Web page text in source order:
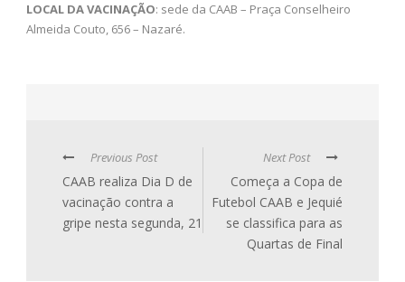
LOCAL DA VACINAÇÃO: sede da CAAB – Praça Conselheiro
Almeida Couto, 656 – Nazaré.
Previous Post
CAAB realiza Dia D de
vacinação contra a
gripe nesta segunda, 21
Next Post
Começa a Copa de
Futebol CAAB e Jequié
se classifica para as
Quartas de Final